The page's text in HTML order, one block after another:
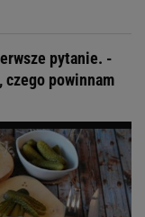
pytanie. -
powinnam